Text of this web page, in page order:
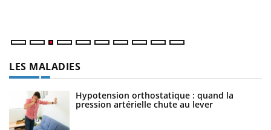
LES MALADIES
Hypotension orthostatique : quand la
pression artérielle chute au lever